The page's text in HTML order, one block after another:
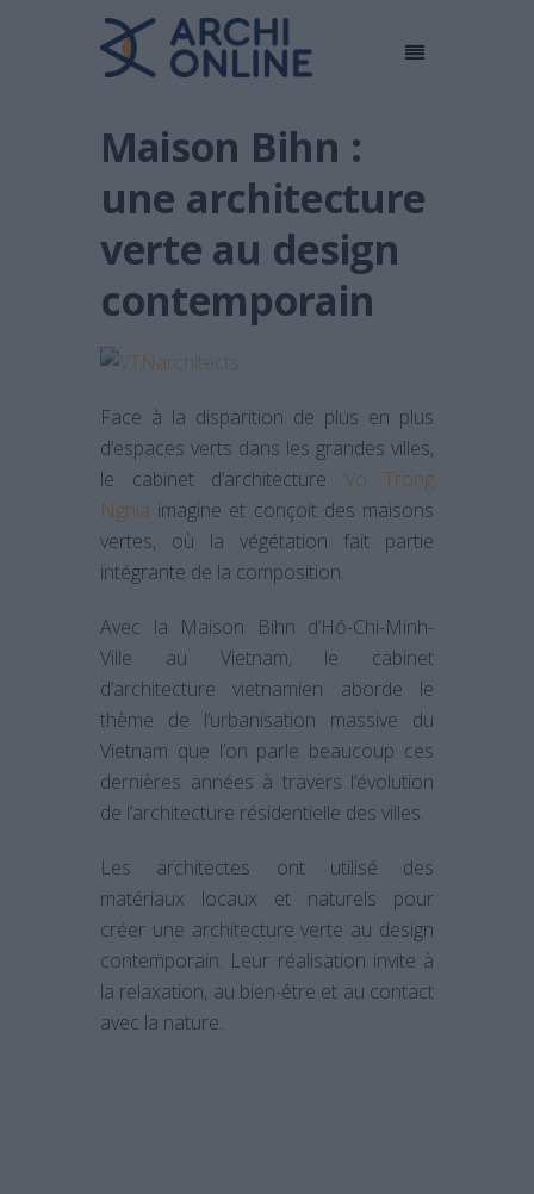
Maison Bihn :
une architecture
verte au design
contemporain
Face à la disparition de plus en plus
d’espaces verts dans les grandes villes,
le cabinet d’architecture Vo Trong
Nghia imagine et conçoit des maisons
vertes, où la végétation fait partie
intégrante de la composition.
Avec la Maison Bihn d’Hô-Chi-Minh-
Ville au Vietnam, le cabinet
d’architecture vietnamien aborde le
thème de l’urbanisation massive du
Vietnam que l’on parle beaucoup ces
dernières années à travers l’évolution
de l’architecture résidentielle des villes.
Les architectes ont utilisé des
matériaux locaux et naturels pour
créer une architecture verte au design
contemporain. Leur réalisation invite à
la relaxation, au bien-être et au contact
avec la nature.